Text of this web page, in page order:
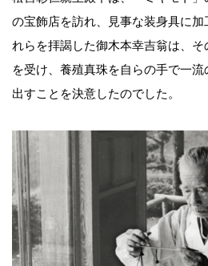
の宝飾店を訪れ、見事な装身具に
れらを拝謁した御木本幸吉翁は、
を受け、養殖真珠を自らの手で一
出すことを決意したのでした。